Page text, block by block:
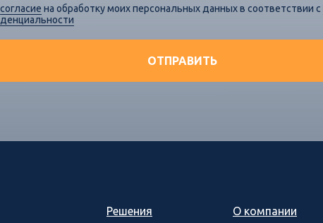
согласие на обработку моих персональных данных в соответствии с
ОТПРАВИТЬ
Решения О компании